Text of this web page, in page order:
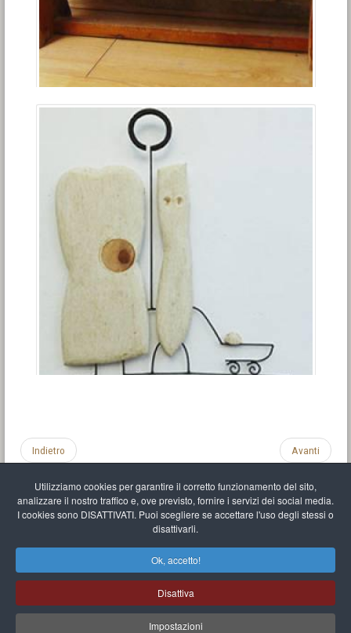
Utilizziamo cookies per garantire il corretto funzionamento del sito,
analizzare il nostro traffico e, ove previsto, fornire i servizi dei social media.
I cookies sono DISATTIVATI. Puoi scegliere se accettare l'uso degli stessi o
disattivarli.
Ok, accetto!
Disattiva
Impostazioni
Indietro Avanti
Mappa del sito
Mr Balthasar Brennenstuhl
Artista scultore e pittore
Quai Séverine Résidence Navy Club / 17 83430 Saint-Mandrier-sur-Mer,Provence-
Alpes-Côte d'Azur-France